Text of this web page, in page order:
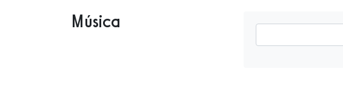
Música